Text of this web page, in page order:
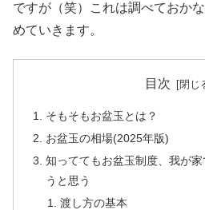
ですが（笑）これは調べておか
めていきます。
目次
そもそもお盆玉とは？
お盆玉の相場(2025年版)
知っててもお盆玉制度、我が
うと思う
渡し方の基本